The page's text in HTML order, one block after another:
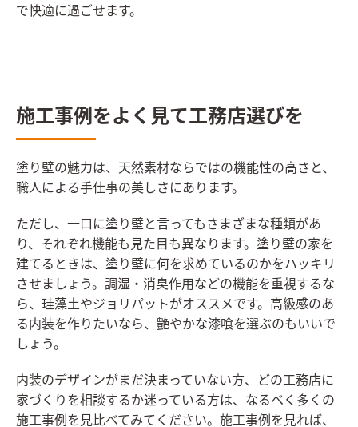
で快適に過ごせます。
施工事例をよく見て工務店選びを
塗り壁の魅力は、天然素材ならではの機能性の高さと、
職人による手仕事の美しさにあります。
ただし、一口に塗り壁と言ってもさまざまな種類があ
り、それぞれ機能も見た目も異なります。塗り壁の家を
建てるときは、塗り壁に何を求めているのかをハッキリ
させましょう。調湿・消臭作用などの機能を重視するな
ら、珪藻土やジョリパットがオススメです。高級感のあ
る内装を作りたいなら、艶やかな漆喰を選ぶのもいいで
しょう。
内装のデザインがまだ決まっていない方、どの工務店に
家づくりを相談するか迷っている方は、なるべく多くの
施工事例を見比べてみてください。施工事例を見れば、